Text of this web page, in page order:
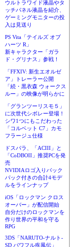
ウルトラワイド液晶やタ
ッチパネル液晶を紹介、
ゲーミングモニターの投
入は見送り
PS Vita「テイルズ オブ
ハーツ R」
新キャラクター「ガラ
ド・グリナス」参戦！
「FFXIV: 新生エオルゼ
ア」トレーラー公開
「続・黒衣森 ウォークス
ルー」の映像が明らかに
「グランツーリスモ５」
に次世代シボレー登場！
シワ1つにもこだわった
「コルベット C7」カモ
フラージュ仕様
ドスパラ、「ACIII」と
「CoDBOII」推奨PCを発
売
NVIDIAロゴ入りバック
パック付きの合計4モデ
ルをラインナップ
iOS「ロックマン クロス
オーバー」が配信開始
自分だけのロックマンを
作り世界の平和を守る
RPG
3DS「NARUTO-ナルト-
SD パワフル疾風伝」